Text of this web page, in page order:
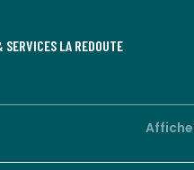
SERVICES LA REDOUTE